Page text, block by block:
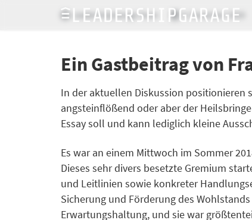
LeadershipGarage Team 4. Dezember 2019
Ein Gastbeitrag von
In der aktuellen Diskussion positionieren
angsteinflößend oder aber der
Essay soll und kann lediglich kleine
Es war an einem Mittwoch im Sommer
Dieses sehr divers besetzte Gremium
und Leitlinien sowie konkreter
Sicherung und Förderung des
Erwartungshaltung, und sie war